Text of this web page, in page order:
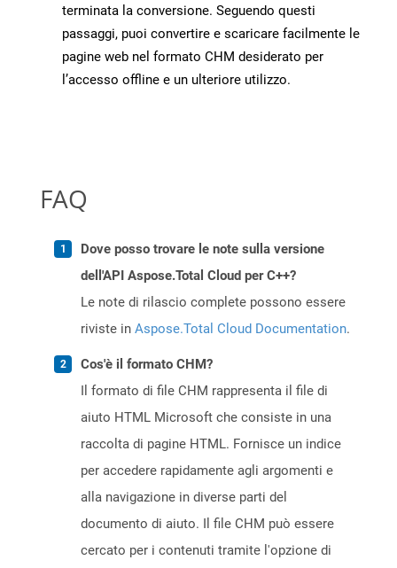
terminata la conversione. Seguendo questi
passaggi, puoi convertire e scaricare facilmente le
pagine web nel formato CHM desiderato per
l’accesso offline e un ulteriore utilizzo.
FAQ
Dove posso trovare le note sulla versione
dell'API Aspose.Total Cloud per C++?
Le note di rilascio complete possono essere
riviste in Aspose.Total Cloud Documentation.
Cos'è il formato CHM?
Il formato di file CHM rappresenta il file di
aiuto HTML Microsoft che consiste in una
raccolta di pagine HTML. Fornisce un indice
per accedere rapidamente agli argomenti e
alla navigazione in diverse parti del
documento di aiuto. Il file CHM può essere
cercato per i contenuti tramite l'opzione di